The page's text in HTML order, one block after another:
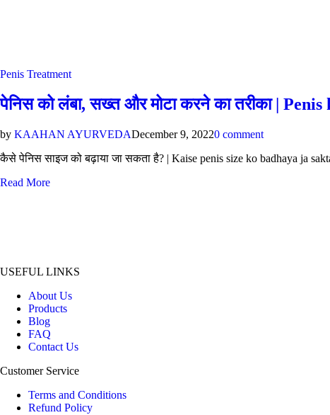
Posted
Penis Treatment
पेनिस को लंबा, सख्त और मोटा करने का तरीका |
by KAAHAN AYURVEDADecember 9, 20220 comment
कैसे पेनिस साइज को बढ़ाया जा सकता है? | Kaise penis size ko badhaya ja
Read More
USEFUL LINKS
About Us
Products
Blog
FAQ
Contact Us
Customer Service
Terms and Conditions
Refund Policy